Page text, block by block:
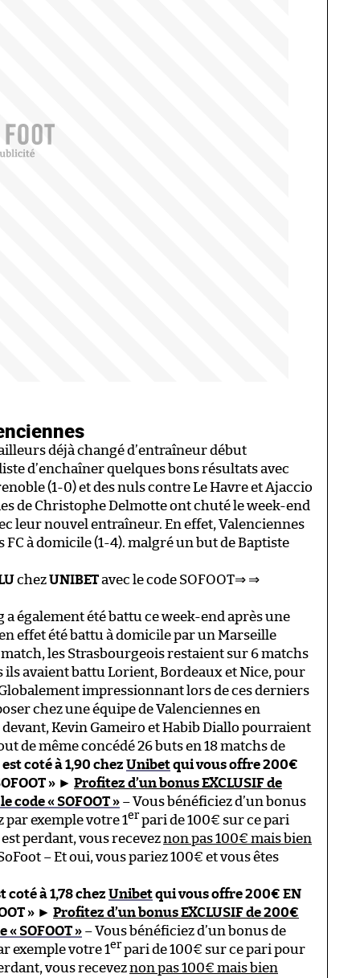
déjà changé d’entraîneur début
d’enchaîner quelques bons résultats avec
(1-0) et des nuls contre Le Havre et Ajaccio
de Christophe Delmotte ont chuté le week-end
leur nouvel entraîneur. En effet, Valenciennes
à domicile (1-4). malgré un but de Baptiste
chezUNIBETavec le code SOFOOT⇒ ⇒
a également été battu ce week-end après une
effet été battu à domicile par un Marseille
les Strasbourgeois restaient sur 6 matchs
ils avaient battu Lorient, Bordeaux et Nice, pour
impressionnant lors de ces derniers
chez une équipe de Valenciennes en
Kevin Gameiro et Habib Diallo pourraient
de même concédé 26 buts en 18 matchs de
coté à 1,90 chez Unibetqui vous offre 200€
» ► Profitez d’un bonus EXCLUSIF de
code « SOFOOT » – Vous bénéficiez d’un bonus
exemple votre 1er pari de 100€ sur ce pari
perdant, vous receveznon pas 100€ mais bien
– Et oui, vous pariez 100€ et vous êtes
à 1,78 chez Unibetqui vous offre 200€ EN
» ► Profitez d’un bonus EXCLUSIF de 200€
SOFOOT » – Vous bénéficiez d’un bonus de
exemple votre 1er pari de 100€ sur ce pari pour
vous receveznon pas 100€ mais bien